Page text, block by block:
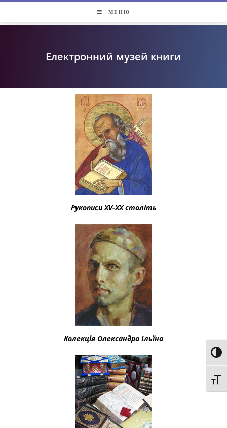
МЕНЮ
Електронний музей книги
Рукописи XV-XX століть
Колекція Олександра Ільїна